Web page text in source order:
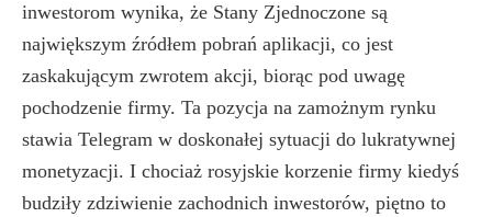
inwestorom wynika, że Stany Zjednoczone są
największym źródłem pobrań aplikacji, co jest
zaskakującym zwrotem akcji, biorąc pod uwagę
pochodzenie firmy. Ta pozycja na zamożnym rynku
stawia Telegram w doskonałej sytuacji do lukratywnej
monetyzacji. I chociaż rosyjskie korzenie firmy kiedyś
budziły zdziwienie zachodnich inwestorów, piętno to